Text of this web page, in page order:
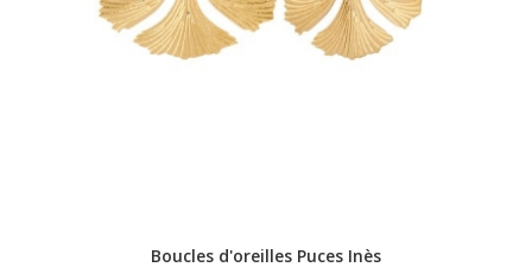
Boucles d'oreilles Puces Inès